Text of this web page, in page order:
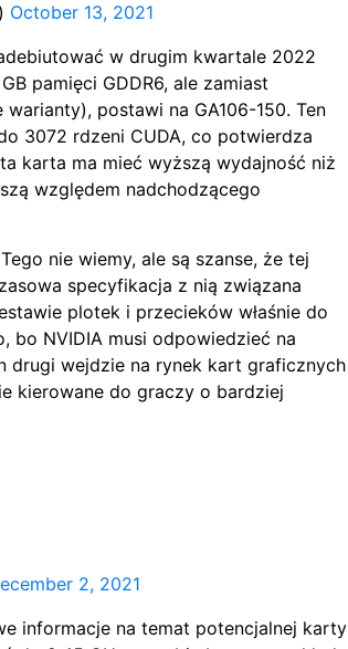
October 13, 2021
w drugim kwartale 2022
pamięci GDDR6, ale zamiast
postawi na GA106-150. Ten
3072 rdzeni CUDA, co potwierdza
karta ma mieć wyższą wydajność niż
względem nadchodzącego
nie wiemy, ale są szanse, że tej
specyfikacja z nią związana
plotek i przecieków właśnie do
bo NVIDIA musi odpowiedzieć na
drugi wejdzie na rynek kart graficznych
kierowane do graczy o bardziej
2, 2021
informacje na temat potencjalnej karty